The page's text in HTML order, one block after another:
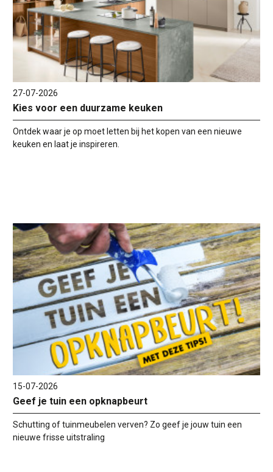
27-07-2026
Kies voor een duurzame keuken
Ontdek waar je op moet letten bij het kopen van een nieuwe
keuken en laat je inspireren.
15-07-2026
Geef je tuin een opknapbeurt
Schutting of tuinmeubelen verven? Zo geef je jouw tuin een
nieuwe frisse uitstraling